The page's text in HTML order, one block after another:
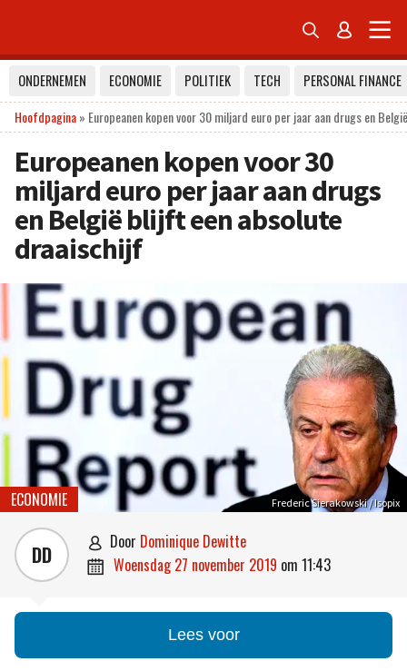
 
ONDERNEMEN ECONOMIE POLITIEK TECH
PERSONAL FINANCE
Hoofdpagina» Europeanen kopen voor 30 miljard euro per jaar aan drugs en
Europeanen kopen voor 30
miljard euro per jaar aan drugs
en België blijft een absolute
draaischijf
Frederic Sierakowski / Isopix
ECONOMIE
DD  door Dominique Dewitte
 woensdag 27 november 2019 om 11:43
Lees voor